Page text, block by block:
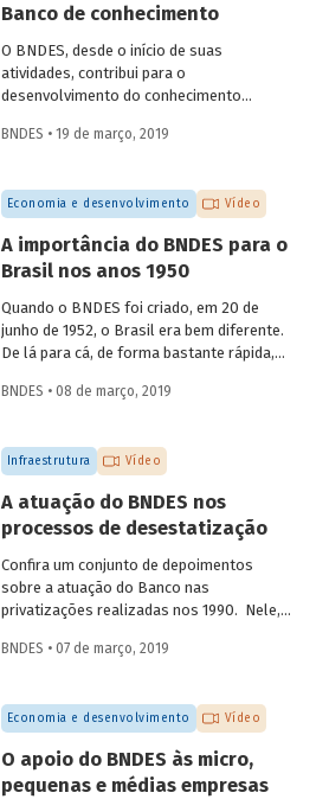
Banco de conhecimento
O BNDES, desde o início de suas
atividades, contribui para o
desenvolvimento do conhecimento
reflexões internas e disponibilizando-as
produção editorial. O economista
Fernando Pimentel Puga, em depoimento
colhido pelo programa de memória do
Banco, durante as comemorações do
aniversário de 60 anos da instituição, em
2012, compartilha sua visão quanto à
atuação institucional na produção de
estudos e linhas de pesquisa.
BNDES • 19 de março, 2019
Economia e desenvolvimento Vídeo
A importância do BNDES para o
Brasil nos anos 1950
Quando o BNDES foi criado, em 20 de
junho de 1952, o Brasil era bem diferente.
De lá para cá, de forma bastante rápida,
desencadeadas ao mesmo tempo, em
o país começou a ficar moderno. Em
vídeo, dois ex-empregados do Banco que
trajetória da instituição abordam
questões que demonstram a importância
e o valor agregado pelo BNDES ao
projeto de desenvolvimento nacional.
BNDES • 08 de março, 2019
Infraestrutura Vídeo
A atuação do BNDES nos
processos de desestatização
Confira um conjunto de depoimentos
sobre a atuação do Banco nas
privatizações realizadas nos 1990. Nele,
desafios enfrentados à época e sobre os
dessas desestatizações.
BNDES • 07 de março, 2019
Economia e desenvolvimento Vídeo
O apoio do BNDES às micro,
pequenas e médias empresas